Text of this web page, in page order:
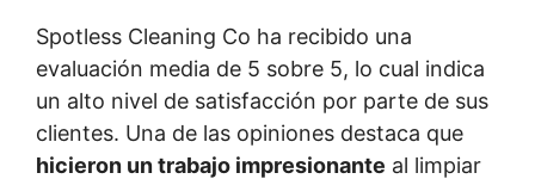
Spotless Cleaning Co ha recibido una
evaluación media de 5 sobre 5, lo cual indica
un alto nivel de satisfacción por parte de sus
clientes. Una de las opiniones destaca que
hicieron un trabajo impresionante al limpiar